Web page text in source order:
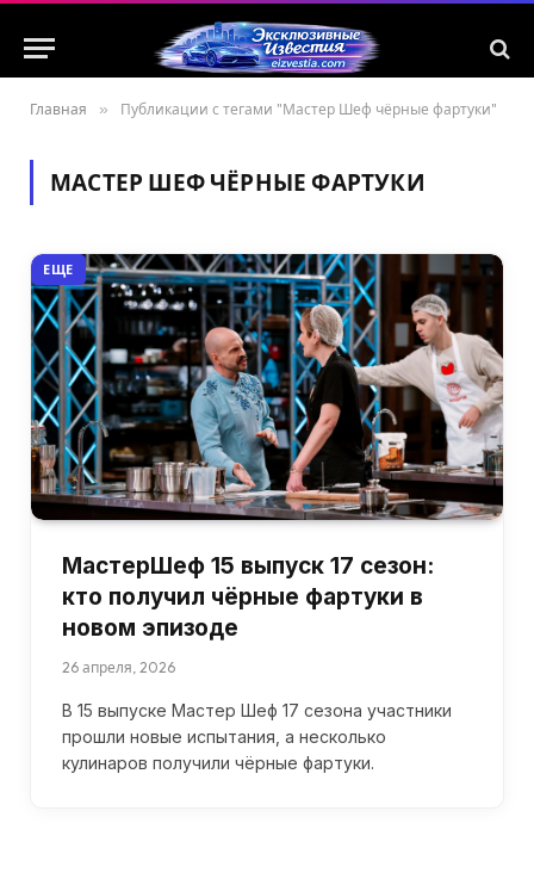
Главная » Публикации с тегами "Мастер Шеф чёрные фартуки"
МАСТЕР ШЕФ ЧЁРНЫЕ ФАРТУКИ
ЕЩЕ
МастерШеф 15 выпуск 17 сезон:
кто получил чёрные фартуки в
новом эпизоде
26 апреля, 2026
В 15 выпуске Мастер Шеф 17 сезона участники
прошли новые испытания, а несколько
кулинаров получили чёрные фартуки.